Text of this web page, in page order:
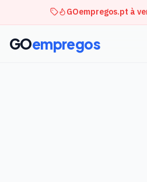
GOempregos.pt à
GOempregos